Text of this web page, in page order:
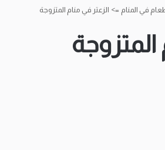
في المنام => الزعتر في منام المتزوجة
المتزوجة